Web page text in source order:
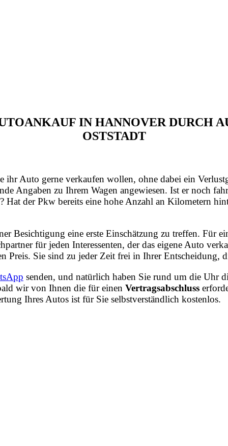
IN HANNOVER DURCH
OSTSTADT
Auto gerne verkaufen wollen, ohne dabei ein
Angaben zu Ihrem Wagen angewiesen. Ist er noch
der Pkw bereits eine hohe Anzahl an Kilometern
Besichtigung eine erste Einschätzung zu treffen. Für
für jeden Interessenten, der das eigene Auto
Preis. Sie sind zu jeder Zeit frei in Ihrer Entscheidung,
senden, und natürlich haben Sie rund um die Uhr
wir von Ihnen die für einen Vertragsabschluss
Ihres Autos ist für Sie selbstverständlich kostenlos.